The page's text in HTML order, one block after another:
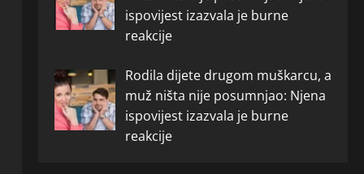
ispovijest izazvala je burne
reakcije
Rodila dijete drugom muškarcu, a
muž ništa nije posumnjao: Njena
ispovijest izazvala je burne
reakcije